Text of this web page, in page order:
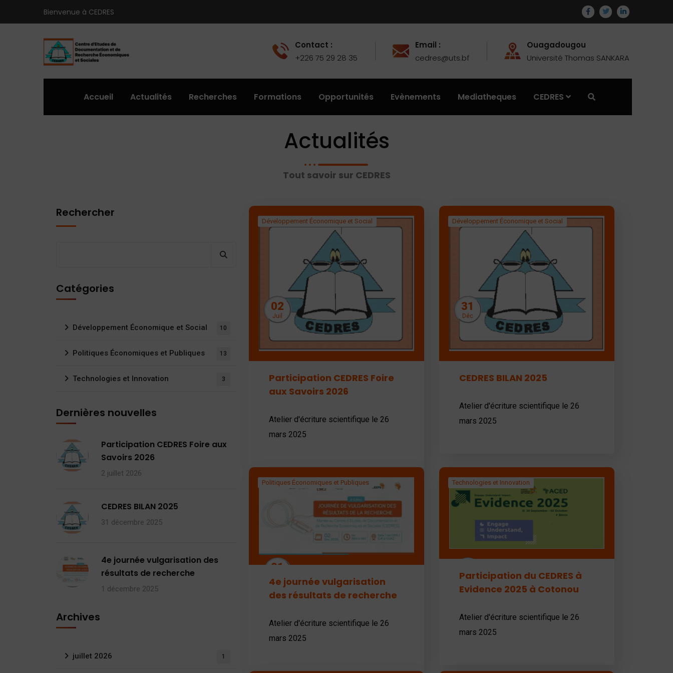
Bienvenue à CEDRES
Contact :
+226 75 29 28 35
Email :
cedres@uts.bf
Ouagadougou
Université Thomas SANKARA
Accueil Actualités Recherches Formations Opportunités Evènements Mediatheques CEDRES
Actualités
Tout savoir sur CEDRES
Rechercher
Catégories
Développement Économique et Social 10
Politiques Économiques et Publiques 13
Technologies et Innovation 3
Dernières nouvelles
Participation CEDRES Foire aux
Savoirs 2026
2 juillet 2026
CEDRES BILAN 2025
31 décembre 2025
4e journée vulgarisation des
résultats de recherche
1 décembre 2025
Archives
juillet 2026 1
02
Juil
Développement Économique et Social
Participation CEDRES Foire
aux Savoirs 2026
Atelier d'écriture scientifique le 26
mars 2025
31
Déc
Développement Économique et Social
CEDRES BILAN 2025
Atelier d'écriture scientifique le 26
mars 2025
01
Politiques Économiques et Publiques
4e journée vulgarisation
des résultats de recherche
Atelier d'écriture scientifique le 26
mars 2025
Oct
Technologies et Innovation
Participation du CEDRES à
Evidence 2025 à Cotonou
Atelier d'écriture scientifique le 26
mars 2025